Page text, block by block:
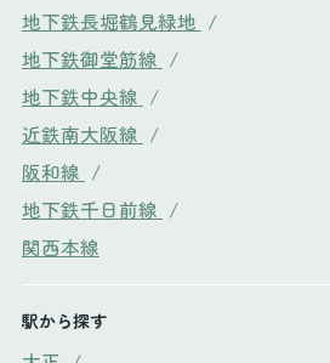
地下鉄長堀鶴見緑地 /
地下鉄御堂筋線 /
地下鉄中央線 /
近鉄南大阪線 /
阪和線 /
地下鉄千日前線 /
関西本線
駅から探す